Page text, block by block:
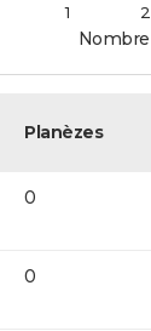
1 2
Planèzes
0
0